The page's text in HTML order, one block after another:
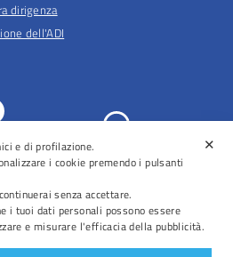
dirigenza
dell'ADI
e
Prenotazioni
✕
e di profilazione.
i cookie premendo i pulsanti
senza accettare.
i tuoi dati personali possono essere
e misurare l'efficacia della pubblicità.